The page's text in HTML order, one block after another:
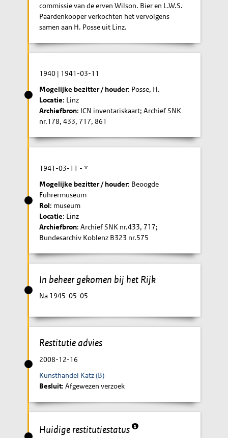
commissie van de erven Wilson. Bier en L.W.S.
Paardenkooper verkochten het vervolgens
samen aan H. Posse uit Linz.
1940 | 1941-03-11
Mogelijke bezitter / houder: Posse, H.
Locatie: Linz
Archiefbron: ICN inventariskaart; Archief SNK
nr.178, 433, 717, 861
1941-03-11 - *
Mogelijke bezitter / houder: Beoogde
Führermuseum
Rol: museum
Locatie: Linz
Archiefbron: Archief SNK nr.433, 717;
Bundesarchiv Koblenz B323 nr.575
In beheer gekomen bij het Rijk
Na 1945-05-05
Restitutie advies
2008-12-16
Kunsthandel Katz (B)
Besluit: Afgewezen verzoek
Huidige restitutiestatus